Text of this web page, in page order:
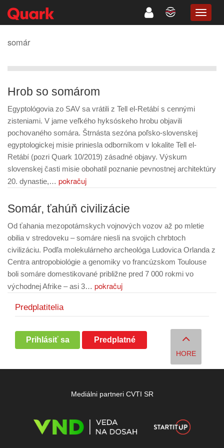
somár
Hrob so somárom
Egyptológovia zo SAV sa vrátili z Tell el-Retábí s cennými
zisteniami. V jame veľkého hyksóskeho hrobu objavili
pochovaného somára. Štrnásta sezóna poľsko-slovenskej
egyptologickej misie priniesla odborníkom v lokalite Tell el-
Retábí (pozri Quark 10/2019) zásadné objavy. Výskum
slovenskej časti misie obohatil poznanie pevnostnej architektúry
20. dynastie,… pokračuj
Somár, ťahúň civilizácie
Od ťahania mezopotámskych vojnových vozov až po mletie
obilia v stredoveku – somáre niesli na svojich chrbtoch
civilizáciu. Podľa molekulárneho archeológa Ludovica Orlanda z
Centra antropobiológie a genomiky vo francúzskom Toulouse
boli somáre domestikované približne pred 7 000 rokmi vo
východnej Afrike – asi 3… pokračuj
Predplatitelia
Prihlásiť sa Predplatné
HORE
Mediálni partneri CVTI SR